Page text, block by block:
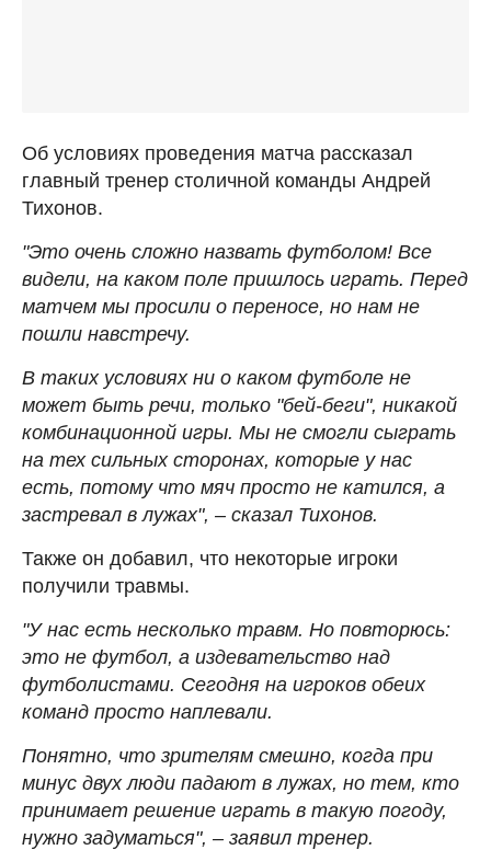
Об условиях проведения матча рассказал
главный тренер столичной команды Андрей
Тихонов.
"Это очень сложно назвать футболом! Все
видели, на каком поле пришлось играть. Перед
матчем мы просили о переносе, но нам не
пошли навстречу.
В таких условиях ни о каком футболе не
может быть речи, только "бей-беги", никакой
комбинационной игры. Мы не смогли сыграть
на тех сильных сторонах, которые у нас
есть, потому что мяч просто не катился, а
застревал в лужах", – сказал Тихонов.
Также он добавил, что некоторые игроки
получили травмы.
"У нас есть несколько травм. Но повторюсь:
это не футбол, а издевательство над
футболистами. Сегодня на игроков обеих
команд просто наплевали.
Понятно, что зрителям смешно, когда при
минус двух люди падают в лужах, но тем, кто
принимает решение играть в такую погоду,
нужно задуматься", – заявил тренер.